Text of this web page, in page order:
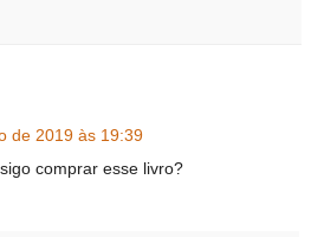
de 2019 às 19:39
comprar esse livro?